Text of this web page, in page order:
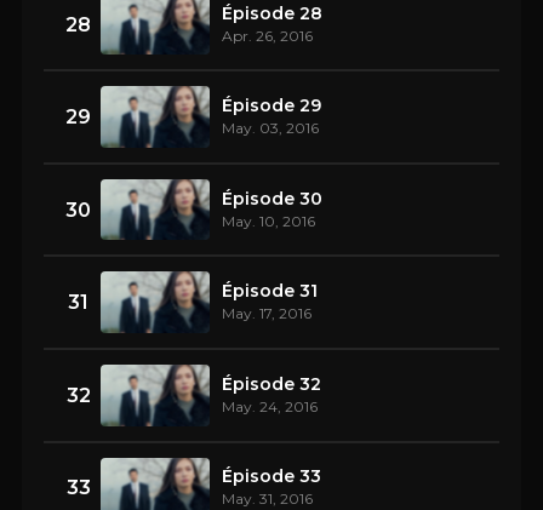
28 Épisode 28
Apr. 26, 2016
29 Épisode 29
May. 03, 2016
30 Épisode 30
May. 10, 2016
31 Épisode 31
May. 17, 2016
32 Épisode 32
May. 24, 2016
33 Épisode 33
May. 31, 2016